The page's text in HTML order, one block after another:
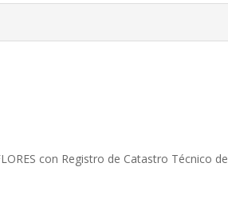
con Registro de Catastro Técnico de